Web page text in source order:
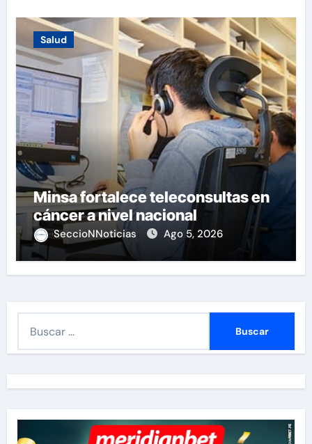
Salud
Minsa fortalece teleconsultas en
cáncer a nivel nacional
SeccioNNoticias Ago 5, 2026
r
: